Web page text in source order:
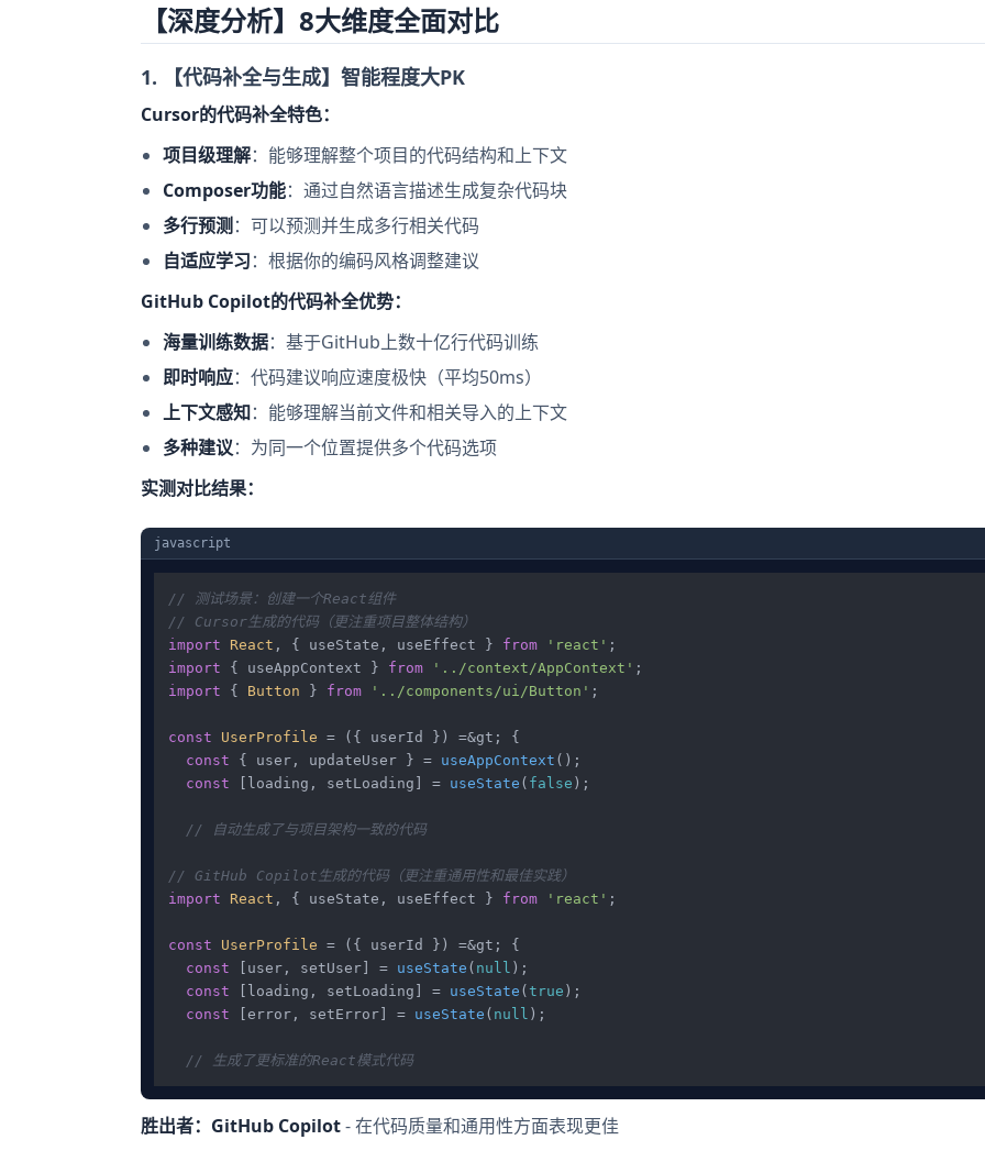
【深度分析】8大维度全面对比
1. 【代码补全与生成】智能程度大PK
Cursor的代码补全特色：
项目级理解：能够理解整个项目的代码结构和上下文
Composer功能：通过自然语言描述生成复杂代码块
多行预测：可以预测并生成多行相关代码
自适应学习：根据你的编码风格调整建议
GitHub Copilot的代码补全优势：
海量训练数据：基于GitHub上数十亿行代码训练
即时响应：代码建议响应速度极快（平均50ms）
上下文感知：能够理解当前文件和相关导入的上下文
多种建议：为同一个位置提供多个代码选项
实测对比结果：
javascript
// 测试场景：创建一个React组件
// Cursor生成的代码（更注重项目整体结构）
import
React , { useState, useEffect } from 'react'
import { useAppContext } from '../context/AppContext'
import { Button } from '../components/ui/Button' ;
const UserProfile = ({ userId }) =&gt; {
const { user, updateUser } = useAppContext ();
const [loading, setLoading] = useState ( false );
// 自动生成了与项目架构一致的代码
// GitHub Copilot生成的代码（更注重通用性和最佳实践）
import
React , { useState, useEffect } from 'react' ;
const UserProfile = ({ userId }) =&gt; {
const [user, setUser] = useState ( null );
const [loading, setLoading] = useState (true );
const [error, setError] = useState ( null );
// 生成了更标准的React模式代码
胜出者：GitHub Copilot- 在代码质量和通用性方面表现更佳